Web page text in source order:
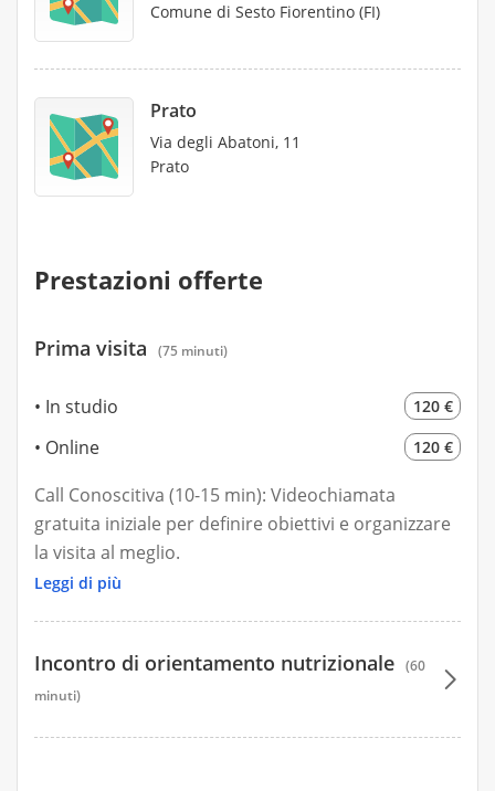
Comune di Sesto Fiorentino (FI)
Prato
Via degli Abatoni, 11
Prato
Prestazioni offerte
Prima visita (75 minuti)
In studio 120 €
Online 120 €
Call Conoscitiva (10-15 min): Videochiamata
gratuita iniziale per definire obiettivi e organizzare
la visita al meglio.
farmaci.
Leggi di più
Incontro di orientamento nutrizionale (60
minuti)